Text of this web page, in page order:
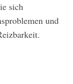
sich
und